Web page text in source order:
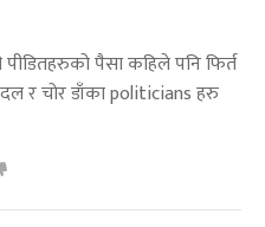
पैसा कहिले पनि फिर्त
र चोर डाँका politicians हरु